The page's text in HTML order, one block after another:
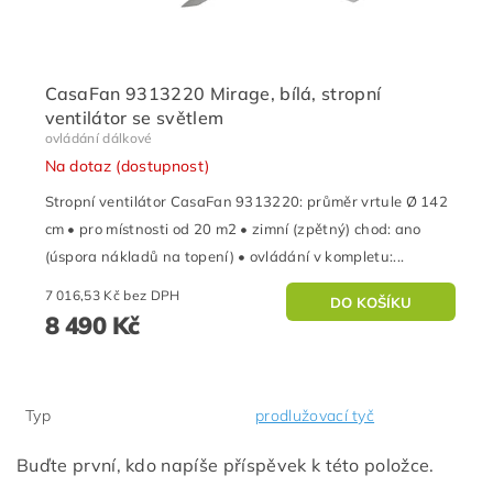
CasaFan 9313220 Mirage, bílá, stropní
ventilátor se světlem
ovládání dálkové
Na dotaz (dostupnost)
Stropní ventilátor CasaFan 9313220: průměr vrtule Ø 142
cm • pro místnosti od 20 m2 • zimní (zpětný) chod: ano
(úspora nákladů na topení) • ovládání v kompletu:...
7 016,53 Kč bez DPH
8 490 Kč
Typ prodlužovací tyč
Buďte první, kdo napíše příspěvek k této položce.